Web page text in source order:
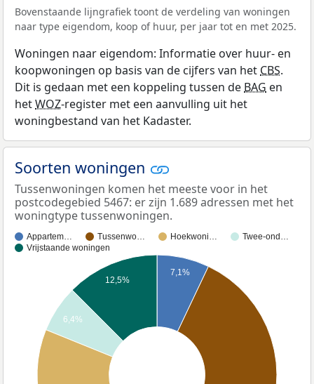
Bovenstaande lijngrafiek toont de verdeling van woningen
naar type eigendom, koop of huur, per jaar tot en met 2025.
Woningen naar eigendom: Informatie over huur- en
koopwoningen op basis van de cijfers van het CBS.
Dit is gedaan met een koppeling tussen de BAG en
hetWOZ-register met een aanvulling uit het
woningbestand van het Kadaster.
Soorten woningen
Tussenwoningen komen het meeste voor in het
postcodegebied 5467: er zijn 1.689 adressen met het
woningtype tussenwoningen.
Appartem… Tussenwo… Hoekwoni…
Twee-ond…
Vrijstaande woningen
7,1%
12,5%
6,4%